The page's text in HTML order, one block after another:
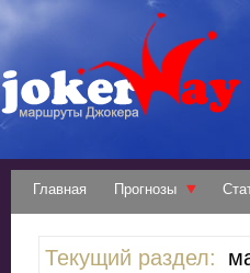
Главная Прогнозы
Текущий раздел: